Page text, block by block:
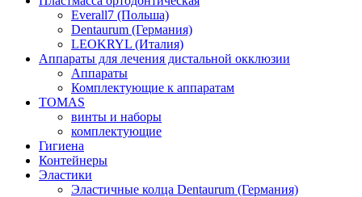
Everall7 (Польша)
Dentaurum (Германия)
LEOKRYL (Италия)
Аппараты для лечения дистальной окклюзии
Аппараты
Комплектующие к аппаратам
TOMAS
винты и наборы
комплектующие
Гигиена
Контейнеры
Эластики
Эластичные колца Dentaurum (Германия)